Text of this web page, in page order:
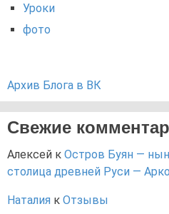
Уроки
фото
Архив Блога в ВК
Свежие
Алексей к Остров Буян —
столица древней Руси —
Наталия к Отзывы